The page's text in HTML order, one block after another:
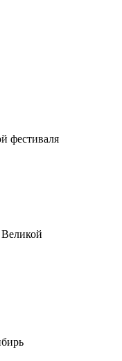
фестиваля
Великой